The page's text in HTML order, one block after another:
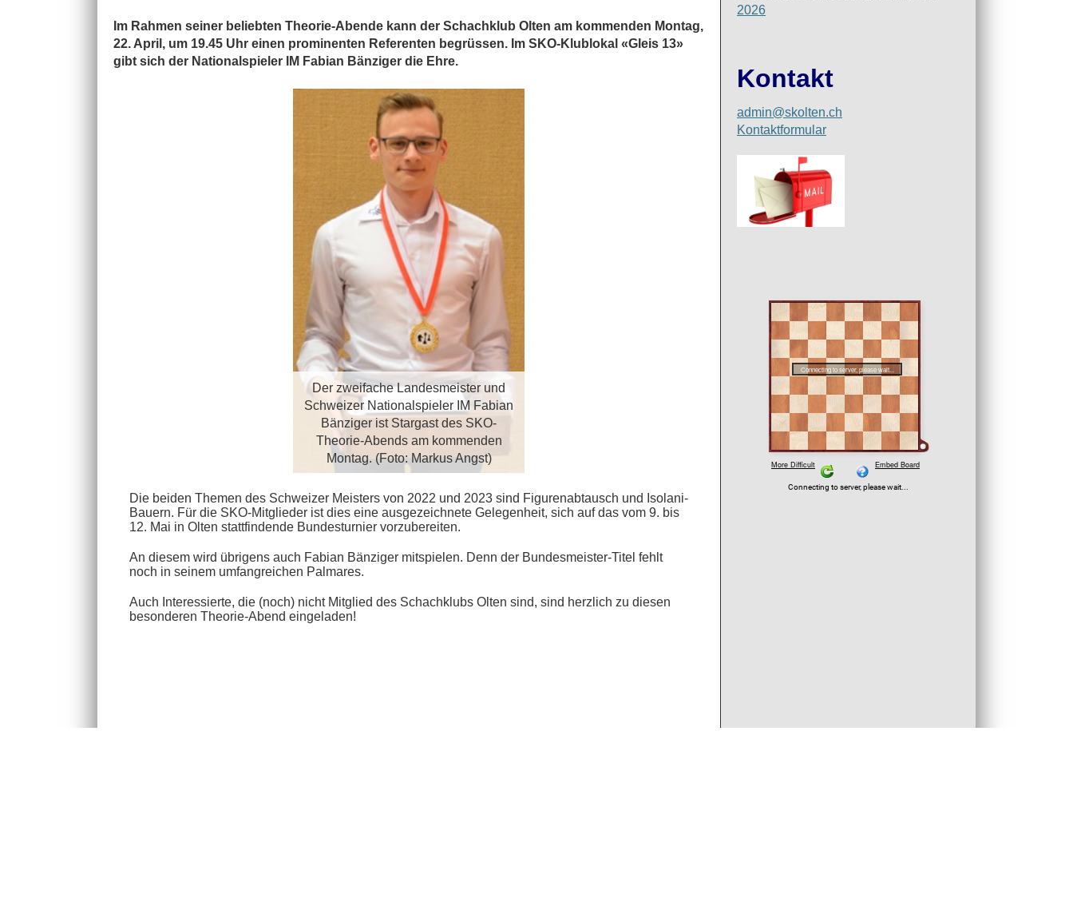
Im Rahmen seiner beliebten Theorie-Abende kann der Schachklub Olten am kommenden Montag,
22. April, um 19.45 Uhr einen prominenten Referenten begrüssen. Im SKO-Klublokal «Gleis 13»
gibt sich der Nationalspieler IM Fabian Bänziger die Ehre.
Der zweifache Landesmeister und
Schweizer Nationalspieler IM Fabian
Bänziger ist Stargast des SKO-
Theorie-Abends am kommenden
Montag. (Foto: Markus Angst)
Theorie-Abends am
Die beiden Themen des Schweizer Meisters von 2022 und 2023 sind Figurenabtausch und Isolani-
Bauern. Für die SKO-Mitglieder ist dies eine ausgezeichnete Gelegenheit, sich auf das vom 9. bis
12. Mai in Olten stattfindende Bundesturnier vorzubereiten.
An diesem wird übrigens auch Fabian Bänziger mitspielen. Denn der Bundesmeister-Titel fehlt
noch in seinem umfangreichen Palmares.
Auch Interessierte, die (noch) nicht Mitglied des Schachklubs Olten sind, sind herzlich zu diesen
besonderen Theorie-Abend eingeladen!
2026
Kontakt
admin@skolten.ch
Kontaktformular